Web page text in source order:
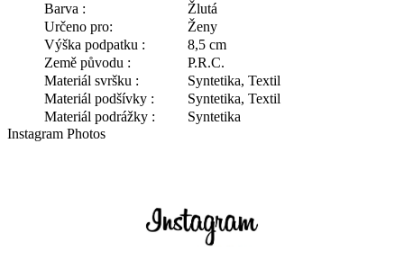
Barva :
Žlutá
Určeno pro:
Ženy
Výška podpatku :
8,5 cm
Země původu :
P.R.C.
Materiál svršku :
Syntetika, Textil
Materiál podšívky :
Syntetika, Textil
Materiál podrážky :
Syntetika
Instagram Photos